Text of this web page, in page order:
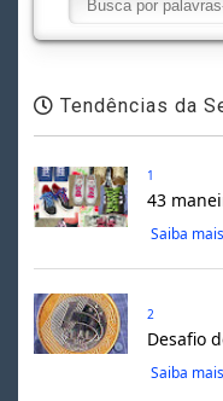
Tendências da
1
43
Saiba mais
2
Desafio
Saiba mais